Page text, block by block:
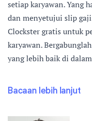
setiap karyawan. Yang
dan menyetujui slip
Clockster gratis untuk
karyawan.
yang lebih baik di
Bacaan lebih lanjut